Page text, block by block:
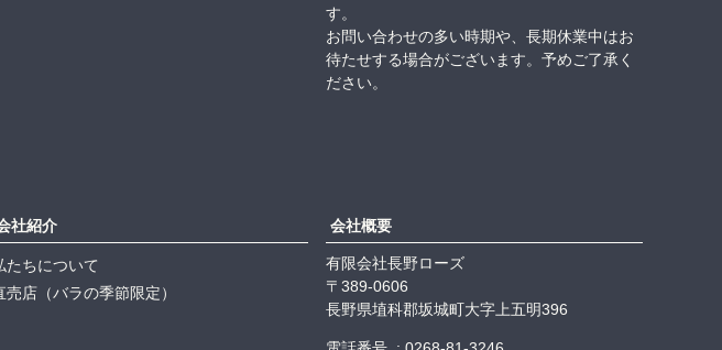
す。
お問い合わせの多い時期や、長期休業中はお
待たせする場合がございます。予めご了承く
ださい。
社紹介
たちについて
売店（バラの季節限定）
会社概要
有限会社長野ローズ
389-0606
長野県埴科郡坂城町大字上五明396